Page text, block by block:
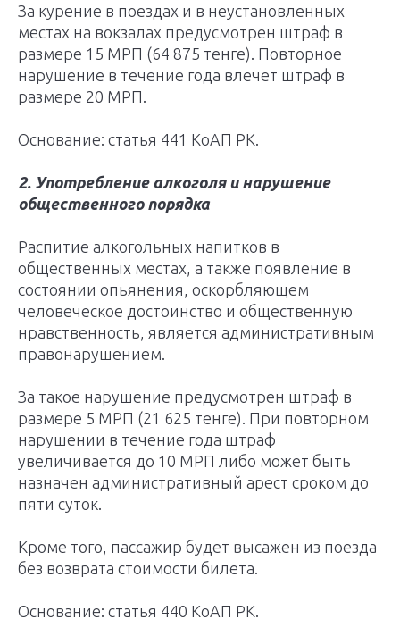
За курение в поездах и в неустановленных
местах на вокзалах предусмотрен штраф в
размере 15 МРП (64 875 тенге). Повторное
нарушение в течение года влечет штраф в
размере 20 МРП.
Основание: статья 441 КоАП РК.
2. Употребление алкоголя и нарушение
общественного порядка
Распитие алкогольных напитков в
общественных местах, а также появление в
состоянии опьянения, оскорбляющем
человеческое достоинство и общественную
нравственность, является административным
правонарушением.
За такое нарушение предусмотрен штраф в
размере 5 МРП (21 625 тенге). При повторном
нарушении в течение года штраф
увеличивается до 10 МРП либо может быть
назначен административный арест сроком до
пяти суток.
Кроме того, пассажир будет высажен из поезда
без возврата стоимости билета.
Основание: статья 440 КоАП РК.